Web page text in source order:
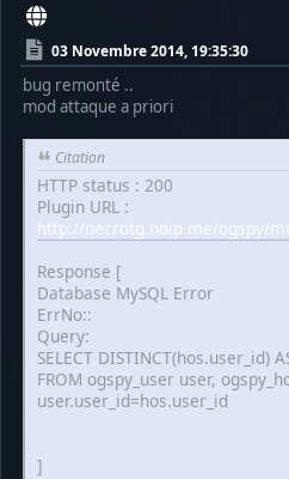
03 Novembre 2014, 19:35:30
bug remonté ..
mod attaque a priori
Citation
HTTP status : 200
Plugin URL :
http://necrotg.noip.me/ogspy/
Response [
Database MySQL Error
ErrNo::
Query:
SELECT DISTINCT(hos.user_id)
FROM ogspy_user user,
user.user_id=hos.user_id
]